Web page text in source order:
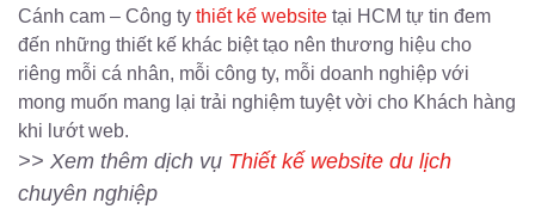
Cánh cam – Công ty thiết kế website tại HCM tự tin đem
đến những thiết kế khác biệt tạo nên thương hiệu cho
riêng mỗi cá nhân, mỗi công ty, mỗi doanh nghiệp với
mong muốn mang lại trải nghiệm tuyệt vời cho Khách hàng
khi lướt web.
>> Xem thêm dịch vụ Thiết kế website du lịch
chuyên nghiệp